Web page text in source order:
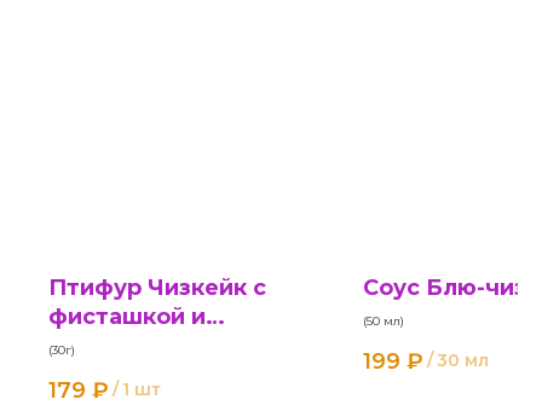
Птифур Чизкейк с
фисташкой и
клубникой
(30г)
179 ₽ / 1 шт
Соус Блю-чиз
(50 мл)
199 ₽ /30 мл